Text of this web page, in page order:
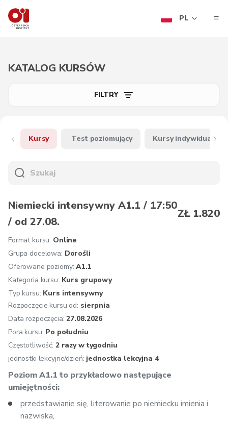
PL
KATALOG KURSÓW
FILTRY
Kursy Test poziomujący Kursy indywidualne
Niemiecki intensywny A1.1 / 17:50
/ od 27.08.
ZŁ 1.820
Format kursu: Online
Grupa docelowa: Dorośli
Oferowane poziomy:A1.1
Kategoria kursu: Kurs grupowy
Typ kursu: Kurs intensywny
Rozpoczęcie kursu od: sierpnia
Data rozpoczęcia:27.08.2026
Pora kursu: Po południu
Częstotliwość: 2 razy w tygodniu
jednostki lekcyjne/dzień: jednostka lekcyjna 4
Poziom A1.1 to przykładowo następujące
umiejętności:
przedstawianie się, literowanie po niemiecku imienia i
nazwiska,